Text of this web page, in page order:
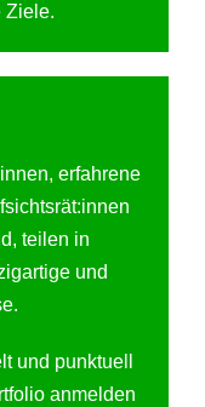
Ziele.
erfahrene
teilen in
und
und punktuell
anmelden